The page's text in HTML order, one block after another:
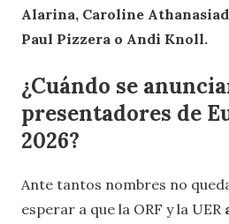
Alarina, Caroline
Paul Pizzera o Andi Knoll.
¿Cuándo se
presentadores de
2026?
Ante tantos nombres no
esperar a que la ORF y la UER